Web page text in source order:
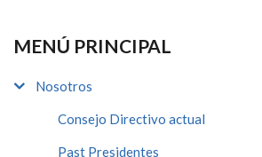
MENÚ PRINCIPAL
Nosotros
Consejo Directivo actual
Past Presidentes